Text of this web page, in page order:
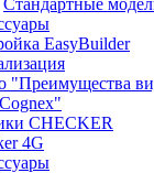
Стандартные
EasyBuilder
"Преимущества
CHECKER
4G